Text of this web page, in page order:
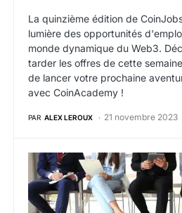
La quinzième édition de
lumière des opportunités
monde dynamique du Web3.
tarder les offres de cette
de lancer votre prochaine
avec CoinAcademy !
PAR ALEX LEROUX 21 novembre 2023
Offres d’emploi web3